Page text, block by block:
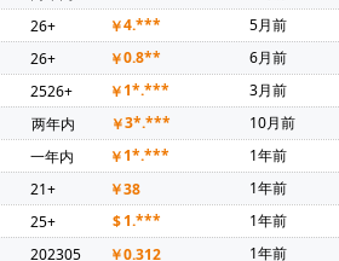
26+ ￥4.*** 5月前
26+ ￥0.8** 6月前
2526+ ￥1*.*** 3月前
两年内 ￥3*.*** 10月前
一年内 ￥1*.*** 1年前
21+ ￥38 1年前
25+ $1.*** 1年前
202305 ￥0.312 1年前